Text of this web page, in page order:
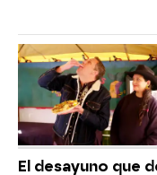
El desayuno que